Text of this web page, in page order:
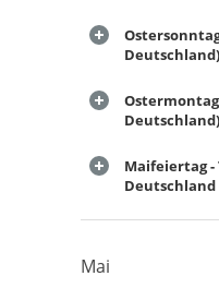
Deutschland)
Deutschland)
Maifeiertag -
Deutschland
Mai